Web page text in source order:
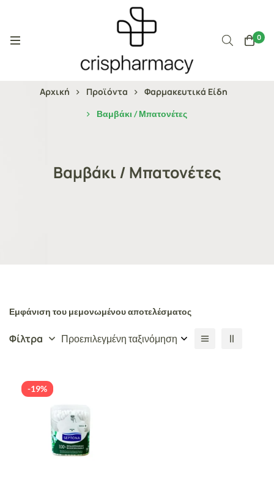
0
Αρχική Προϊόντα Φαρμακευτικά Είδη
Βαμβάκι / Μπατονέτες
Βαμβάκι / Μπατονέτες
Εμφάνιση του μεμονωμένου αποτελέσματος
Φίλτρα Προεπιλεγμένη ταξινόμηση
-19%